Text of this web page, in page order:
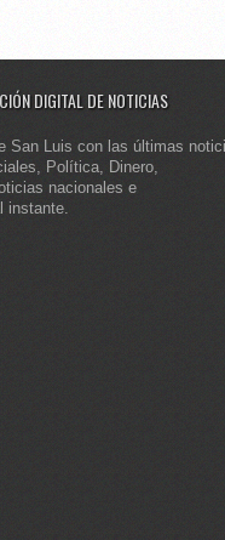
DIGITAL DE NOTICIAS
San Luis con las últimas
Política, Dinero,
nacionales e
instante.